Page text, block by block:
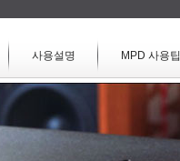
사용설명 MPD 사용팁